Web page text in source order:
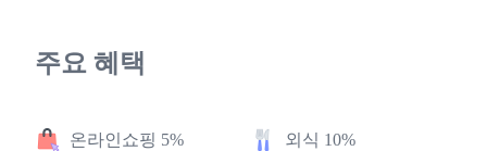
주요 혜택
온라인쇼핑 5% 외식 10%